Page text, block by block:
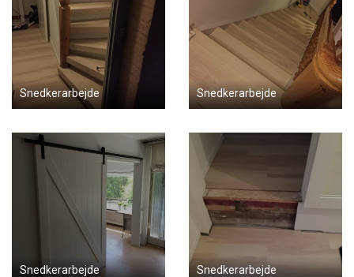
Snedkerarbejde Snedkerarbejde
Snedkerarbejde Snedkerarbejde